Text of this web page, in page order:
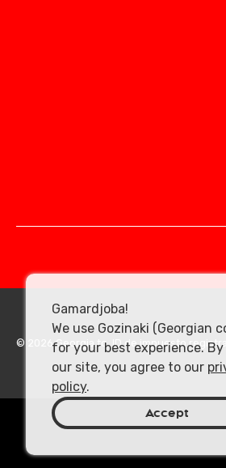
© 2026 Georgia.to. ID de impuesto
Gamardjoba!
We use Gozinaki (Georgian
for your best experience.
our site, you agree to our
policy.
Accept